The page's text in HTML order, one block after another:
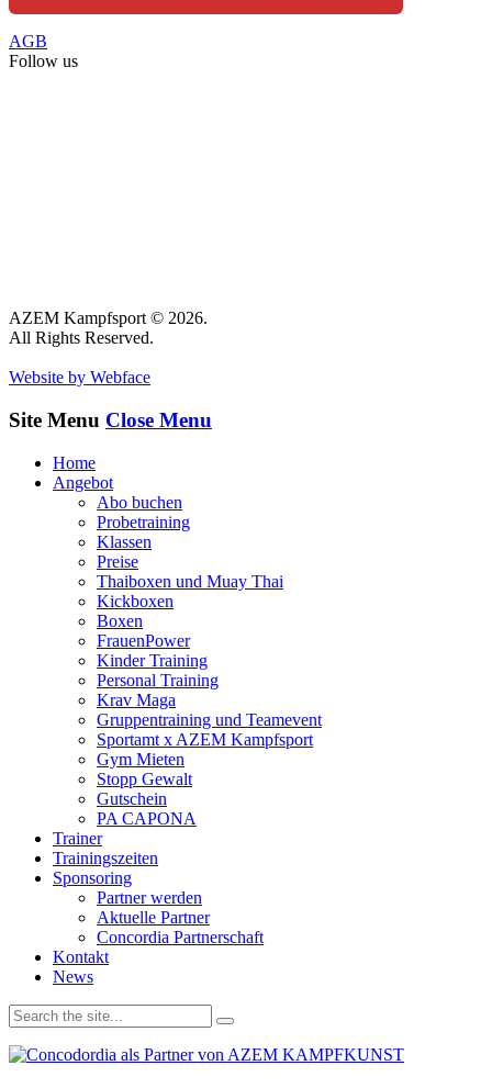
AGB
Follow us
AZEM Kampfsport © 2026.
All Rights Reserved.
Website by Webface
Site Menu Close Menu
Home
Angebot
Abo buchen
Probetraining
Klassen
Preise
Thaiboxen und Muay Thai
Kickboxen
Boxen
FrauenPower
Kinder Training
Personal Training
Krav Maga
Gruppentraining und Teamevent
Sportamt x AZEM Kampfsport
Gym Mieten
Stopp Gewalt
Gutschein
PA CAPONA
Trainer
Trainingszeiten
Sponsoring
Partner werden
Aktuelle Partner
Concordia Partnerschaft
Kontakt
News